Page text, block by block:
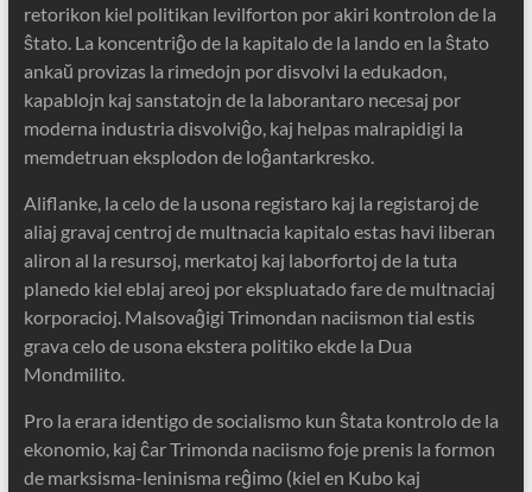
retorikon kiel politikan levilforton por akiri kontrolon de la
ŝtato. La koncentriĝo de la kapitalo de la lando en la ŝtato
ankaŭ provizas la rimedojn por disvolvi la edukadon,
kapablojn kaj sanstatojn de la laborantaro necesaj por
moderna industria disvolviĝo, kaj helpas malrapidigi la
memdetruan eksplodon de loĝantarkresko.
Aliflanke, la celo de la usona registaro kaj la registaroj de
aliaj gravaj centroj de multnacia kapitalo estas havi liberan
aliron al la resursoj, merkatoj kaj laborfortoj de la tuta
planedo kiel eblaj areoj por ekspluatado fare de multnaciaj
korporacioj. Malsovaĝigi Trimondan naciismon tial estis
grava celo de usona ekstera politiko ekde la Dua
Mondmilito.
Pro la erara identigo de socialismo kun ŝtata kontrolo de la
ekonomio, kaj ĉar Trimonda naciismo foje prenis la formon
de marksisma-leninisma reĝimo (kiel en Kubo kaj